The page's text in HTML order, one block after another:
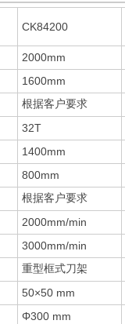
CK84200
2000mm
1600mm
根据客户要求
32T
1400mm
800mm
根据客户要求
2000mm/min
3000mm/min
重型框式刀架
50×50 mm
Φ300 mm